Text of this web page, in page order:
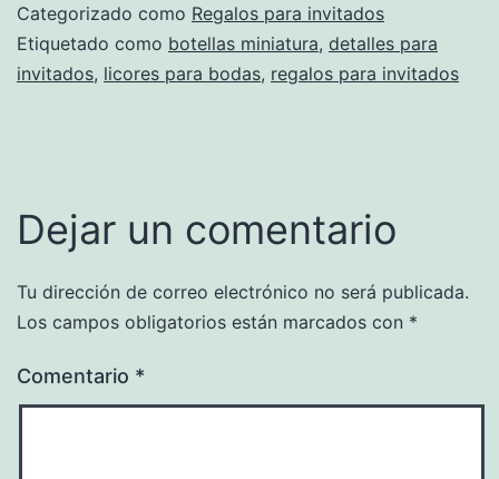
Categorizado como Regalos para invitados
Etiquetado como botellas miniatura, detalles para
invitados, licores para bodas, regalos para invitados
Dejar un comentario
Tu dirección de correo electrónico no será publicada.
Los campos obligatorios están marcados con *
Comentario *